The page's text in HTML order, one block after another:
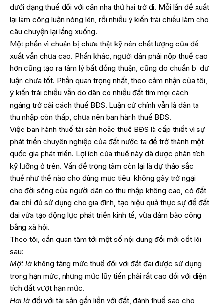
dưới dạng thuế đối với căn nhà thứ hai trở đi. Mỗi lần đề xuất
lại làm công luận nóng lên, rồi nhiều ý kiến trái chiều làm cho
câu chuyện lại lắng xuống.
Một phần vì chuẩn bị chưa thật kỹ nên chất lượng của đề
xuất vẫn chưa cao. Phần khác, người dân phải nộp thuế cao
hơn cũng tạo ra tâm lý bất đồng thuận, cũng do chuẩn bị dư
luận chưa tốt. Phần quan trọng nhất, theo cảm nhận của tôi,
ý kiến trái chiều vẫn do dân có nhiều đất tìm mọi cách
ngáng trở cải cách thuế BĐS. Luận cứ chính vẫn là dân ta
thu nhập còn thấp, chưa nên ban hành thuế BĐS.
Việc ban hành thuế tài sản hoặc thuế BĐS là cấp thiết vì sự
phát triển chuyên nghiệp của đất nước ta để trở thành một
quốc gia phát triển. Lợi ích của thuế này đã được phân tích
kỹ lưỡng ở trên. Vấn đề trọng tâm còn lại là dự thảo sắc
thuế như thế nào cho đúng mục tiêu, không gây trở ngại
cho đời sống của người dân có thu nhập không cao, có đất
đai chỉ đủ sử dụng cho gia đình, tạo hiệu quả thực sự để đất
đai vừa tạo động lực phát triển kinh tế, vừa đảm bảo công
bằng xã hội.
Theo tôi, cần quan tâm tới một số nội dung đổi mới cốt lõi
sau:
Một là không tăng mức thuế đối với đất đai được sử dụng
trong hạn mức, nhưng mức lũy tiến phải rất cao đối với diện
tích đất vượt hạn mức.
Hai là đối với tài sản gắn liền với đất, đánh thuế sao cho